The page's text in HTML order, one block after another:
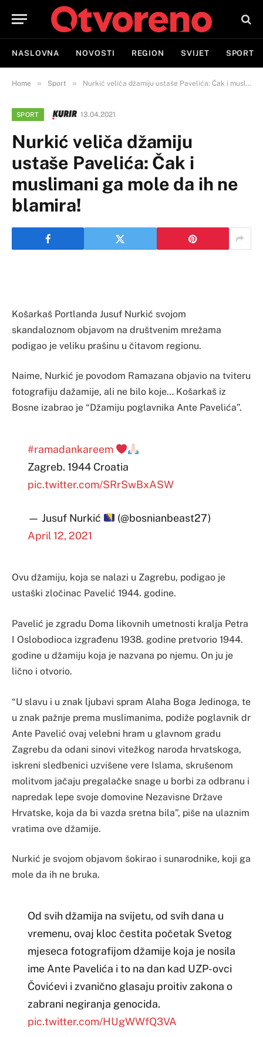
NASLOVNA NOVOSTI REGION SVIJET SPORT
Home » Sport » Nurkić veliča džamiju ustaše Pavelića: Čak i muslimani ga mole da ih ne blamira!
SPORT 13.04.2021
Nurkić veliča džamiju
ustaše Pavelića: Čak i
muslimani ga mole da ih ne
blamira!
Košarkaš Portlanda Jusuf Nurkić svojom
skandaloznom objavom na društvenim mrežama
podigao je veliku prašinu u čitavom regionu.
Naime, Nurkić je povodom Ramazana objavio na tviteru
fotografiju dažamije, ali ne bilo koje… Košarkaš iz
Bosne izabrao je “Džamiju poglavnika Ante Pavelića”.
#ramadankareem
Zagreb. 1944 Croatia
pic.twitter.com/SRrSwBxASW
— Jusuf Nurkić
(@bosnianbeast27)
April 12, 2021
Ovu džamiju, koja se nalazi u Zagrebu, podigao je
ustaški zločinac Pavelić 1944. godine.
Pavelić je zgradu Doma likovnih umetnosti kralja Petra
I Oslobodioca izgrađenu 1938. godine pretvorio 1944.
godine u džamiju koja je nazvana po njemu. On ju je
lično i otvorio.
“U slavu i u znak ljubavi spram Alaha Boga Jedinoga, te
u znak pažnje prema muslimanima, podiže poglavnik dr
Ante Pavelić ovaj velebni hram u glavnom gradu
Zagrebu da odani sinovi vitežkog naroda hrvatskoga,
iskreni sledbenici uzvišene vere Islama, skrušenom
molitvom jačaju pregalačke snage u borbi za odbranu i
napredak lepe svoje domovine Nezavisne Države
Hrvatske, koja da bi vazda sretna bila”, piše na ulaznim
vratima ove džamije.
Nurkić je svojom objavom šokirao i sunarodnike, koji ga
mole da ih ne bruka.
Od svih džamija na svijetu, od svih dana u
vremenu, ovaj kloc čestita početak Svetog
mjeseca fotografijom džamije koja je nosila
ime Ante Pavelića i to na dan kad UZP-ovci
Čovićevi i zvanično glasaju proitiv zakona o
zabrani negiranja genocida.
pic.twitter.com/HUgWWfQ3VA